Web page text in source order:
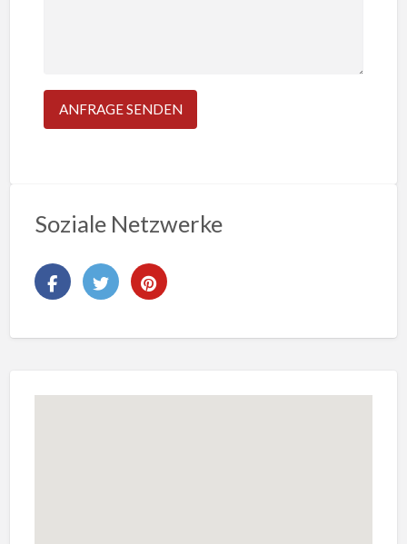
Soziale Netzwerke